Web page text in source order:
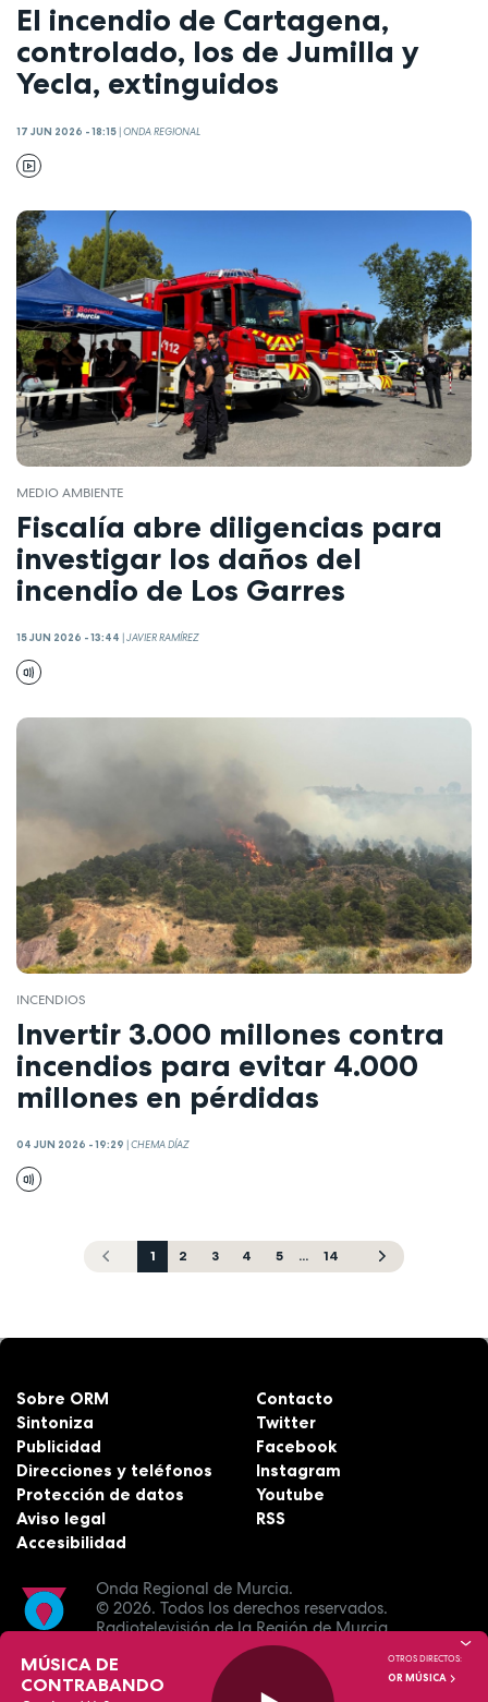
El incendio de Cartagena,
controlado, los de Jumilla y
Yecla, extinguidos
17 JUN 2026 - 18:15 |ONDA REGIONAL
MEDIO AMBIENTE
Fiscalía abre diligencias para
investigar los daños del
incendio de Los Garres
15 JUN 2026 - 13:44 JAVIER RAMÍREZ
INCENDIOS
Invertir 3.000 millones contra
incendios para evitar 4.000
millones en pérdidas
04 JUN 2026 - 19:29 |CHEMA DÍAZ
1 2 3 4 5 ... 14
Onda Regional de Murcia.
© 2026. Todos los derechos reservados.
Radiotelevisión de la Región de Murcia.
Sobre ORM
Sintoniza
Publicidad
Direcciones y teléfonos
Protección de datos
Aviso legal
Accesibilidad
Contacto
Twitter
Facebook
Instagram
Youtube
RSS
MÚSICA DE
CONTRABANDO
OTROS DIRECTOS:
OR MÚSICA